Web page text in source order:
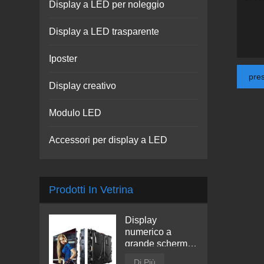
Display a LED per noleggio
Display a LED trasparente
Iposter
Display creativo
Modulo LED
Accessori per display a LED
Prodotti In Vetrina
Display
numerico a
grande schermo